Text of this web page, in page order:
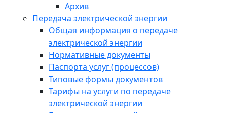
Архив
Передача электрической энергии
Общая информация о передаче
электрической энергии
Нормативные документы
Паспорта услуг (процессов)
Типовые формы документов
Тарифы на услуги по передаче
электрической энергии